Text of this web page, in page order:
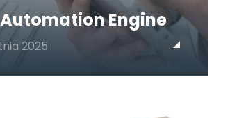
Automation Engine
2025